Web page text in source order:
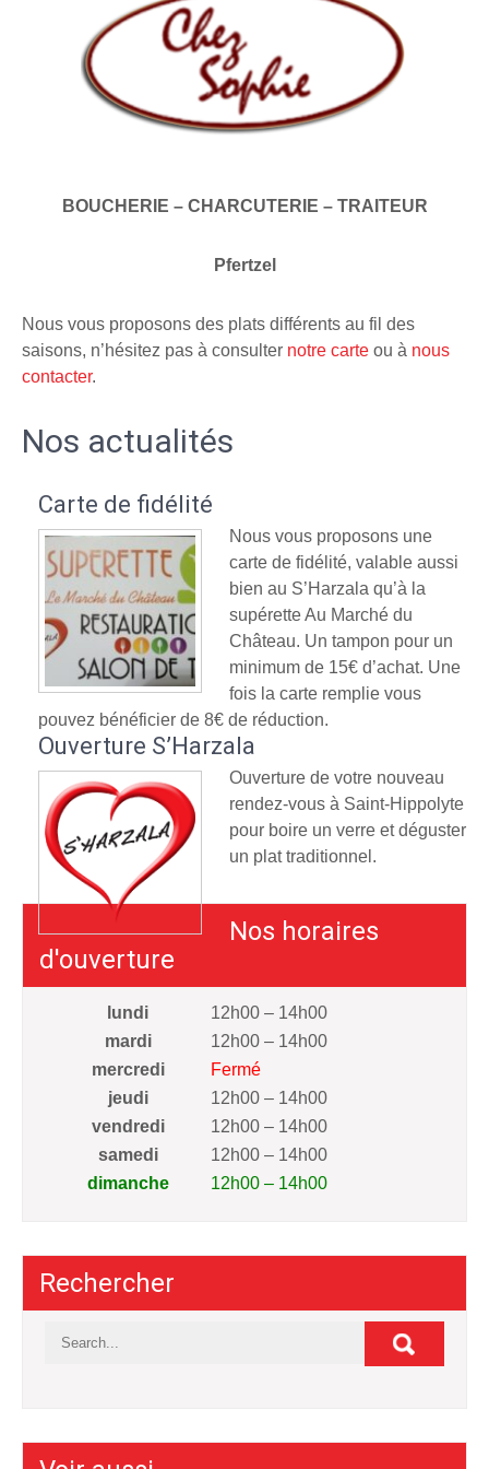
BOUCHERIE – CHARCUTERIE – TRAITEUR
Pfertzel
Nous vous proposons des plats différents au fil des
saisons, n’hésitez pas à consulter notre carte ou à nous
contacter.
Nos actualités
Carte de fidélité
Nous vous proposons une
carte de fidélité, valable aussi
bien au S’Harzala qu’à la
supérette Au Marché du
Château. Un tampon pour un
minimum de 15€ d’achat. Une
fois la carte remplie vous
pouvez bénéficier de 8€ de réduction.
Ouverture S’Harzala
Ouverture de votre nouveau
rendez-vous à Saint-Hippolyte
pour boire un verre et déguster
un plat traditionnel.
Nos horaires
d'ouverture
lundi
12h00 – 14h00
mardi
12h00 – 14h00
mercredi
Fermé
jeudi
12h00 – 14h00
vendredi
12h00 – 14h00
samedi
12h00 – 14h00
dimanche
12h00 – 14h00
Rechercher